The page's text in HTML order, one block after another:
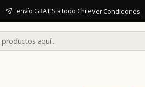
envío GRATIS a todo ChileVer Condiciones